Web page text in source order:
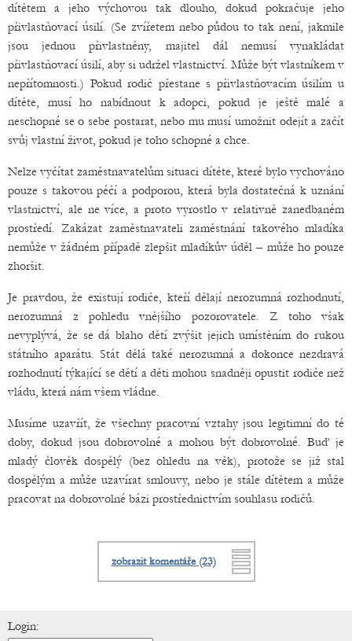
dítětem a jeho výchovou tak dlouho, dokud pokračuje jeho
přivlastňovací úsilí. (Se zvířetem nebo půdou to tak není, jakmile
jsou jednou přivlastněny, majitel dál nemusí vynakládat
přivlastňovací úsilí, aby si udržel vlastnictví. Může být vlastníkem v
nepřítomnosti.) Pokud rodič přestane s přivlastňovacím úsilím u
dítěte, musí ho nabídnout k adopci, pokud je ještě malé a
neschopné se o sebe postarat, nebo mu musí umožnit odejít a začít
svůj vlastní život, pokud je toho schopné a chce.
Nelze vyčítat zaměstnavatelům situaci dítěte, které bylo vychováno
pouze s takovou péčí a podporou, která byla dostatečná k uznání
vlastnictví, ale ne více, a proto vyrostlo v relativně zanedbaném
prostředí. Zakázat zaměstnavateli zaměstnání takového mladíka
nemůže v žádném případě zlepšit mladíkův úděl – může ho pouze
zhoršit.
Je pravdou, že existují rodiče, kteří dělají nerozumná rozhodnutí,
nerozumná z pohledu vnějšího pozorovatele. Z toho však
nevyplývá, že se dá blaho dětí zvýšit jejich umístěním do rukou
státního aparátu. Stát dělá také nerozumná a dokonce nezdravá
rozhodnutí týkající se dětí a děti mohou snadněji opustit rodiče než
vládu, která nám všem vládne.
Musíme uzavřít, že všechny pracovní vztahy jsou legitimní do té
doby, dokud jsou dobrovolné a mohou být dobrovolné. Buď je
mladý člověk dospělý (bez ohledu na věk), protože se již stal
dospělým a může uzavírat smlouvy, nebo je stále dítětem a může
pracovat na dobrovolné bázi prostřednictvím souhlasu rodičů.
zobrazit komentáře (23)
Login: